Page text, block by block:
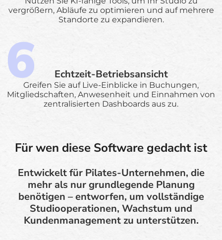
vergrößern, Abläufe zu optimieren und auf mehrere
Standorte zu expandieren.
Echtzeit-Betriebsansicht
Greifen Sie auf Live-Einblicke in Buchungen,
Mitgliedschaften, Anwesenheit und Einnahmen von
zentralisierten Dashboards aus zu.
Für wen diese Software gedacht ist
Entwickelt für Pilates-Unternehmen, die
mehr als nur grundlegende Planung
benötigen – entworfen, um vollständige
Studiooperationen, Wachstum und
Kundenmanagement zu unterstützen.